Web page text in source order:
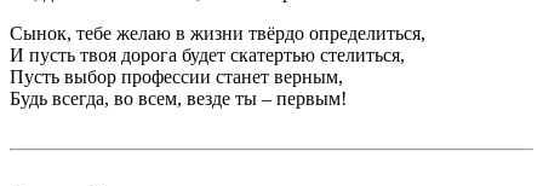
Сынок, тебе желаю в жизни твёрдо определиться,
И пусть твоя дорога будет скатертью стелиться,
Пусть выбор профессии станет верным,
Будь всегда, во всем, везде ты – первым!